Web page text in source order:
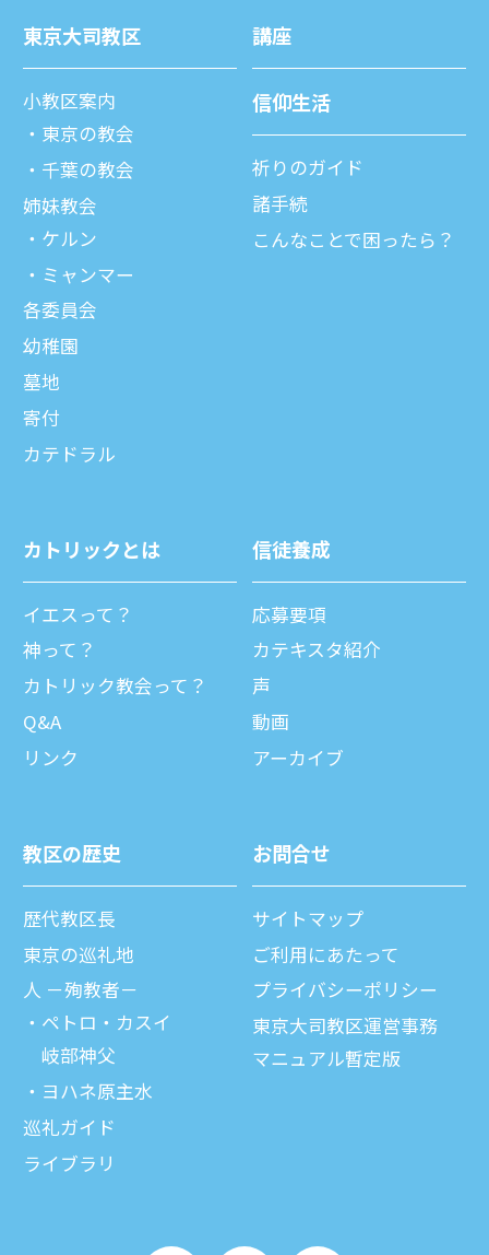
東京⼤司教区
⼩教区案内
東京の教会
千葉の教会
姉妹教会
ケルン
ミャンマー
各委員会
幼稚園
墓地
寄付
カテドラル
講座
信仰⽣活
祈りのガイド
諸⼿続
こんなことで困ったら？
カトリックとは
イエスって？
神って？
カトリック教会って？
Q&A
リンク
信徒養成
応募要項
カテキスタ紹介
声
動画
アーカイブ
教区の歴史
歴代教区⻑
東京の巡礼地
⼈ －殉教者－
ペトロ・カスイ
岐部神父
ヨハネ原主水
巡礼ガイド
ライブラリ
お問合せ
サイトマップ
ご利⽤にあたって
プライバシーポリシー
東京大司教区運営事務
マニュアル暫定版